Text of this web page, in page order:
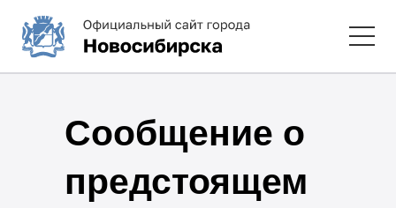
Сообщение о
предстоящем